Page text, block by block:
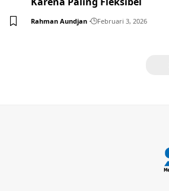
Rahman Aundjan Februari 3, 2026